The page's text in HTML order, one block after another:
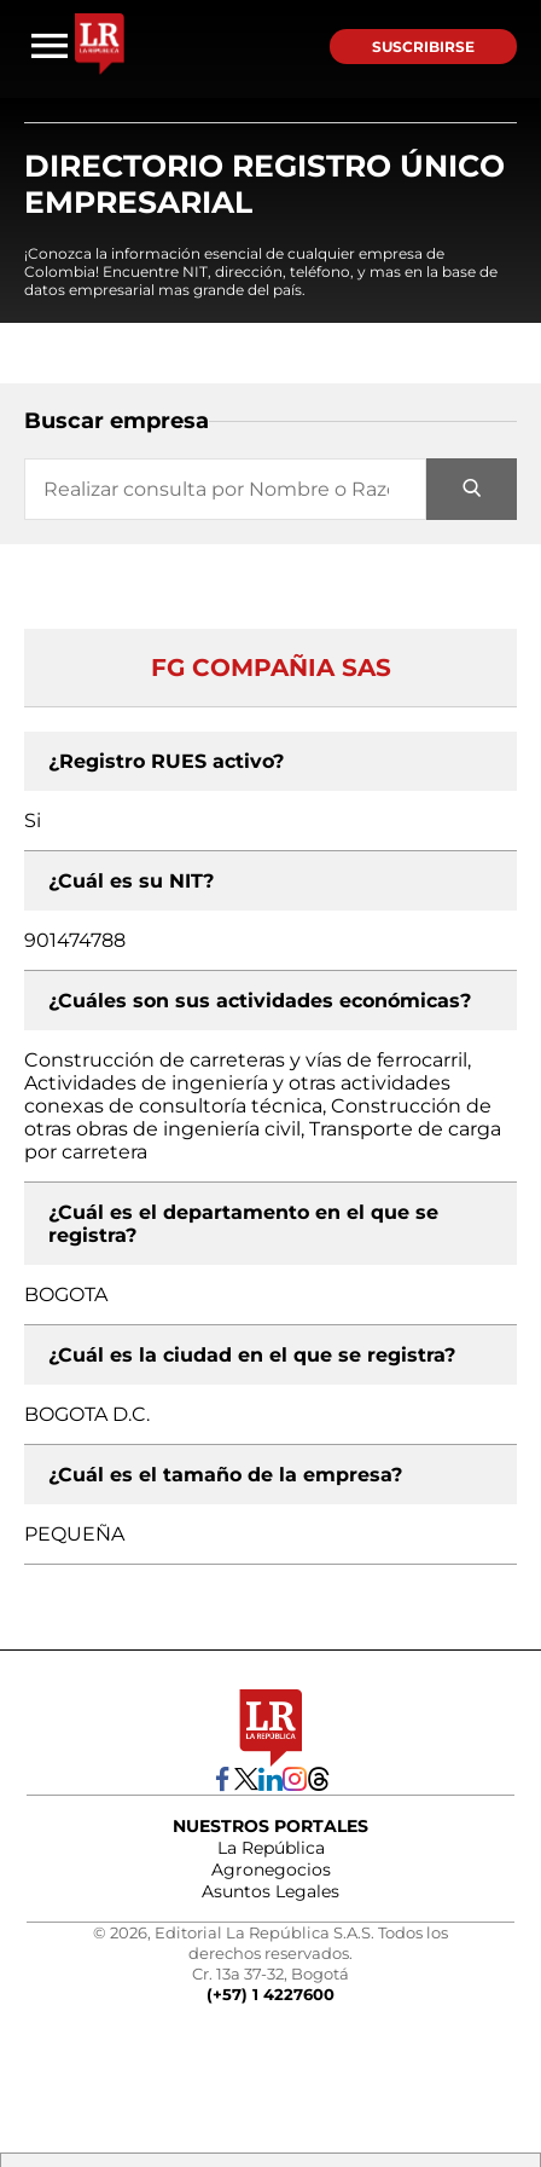
SUSCRIBIRSE
DIRECTORIO REGISTRO ÚNICO
EMPRESARIAL
¡Conozca la información esencial de cualquier empresa de
Colombia! Encuentre NIT, dirección, teléfono, y mas en la base de
datos empresarial mas grande del país.
Buscar empresa
FG COMPAÑIA SAS
¿Registro RUES activo?
Si
¿Cuál es su NIT?
901474788
¿Cuáles son sus actividades económicas?
Construcción de carreteras y vías de ferrocarril,
Actividades de ingeniería y otras actividades
conexas de consultoría técnica, Construcción de
otras obras de ingeniería civil, Transporte de carga
por carretera
¿Cuál es el departamento en el que se
registra?
BOGOTA
¿Cuál es la ciudad en el que se registra?
BOGOTA D.C.
¿Cuál es el tamaño de la empresa?
PEQUEÑA
NUESTROS PORTALES
La República
Agronegocios
Asuntos Legales
© 2026, Editorial La República S.A.S. Todos los
derechos reservados.
Cr. 13a 37-32, Bogotá
(+57) 1 4227600